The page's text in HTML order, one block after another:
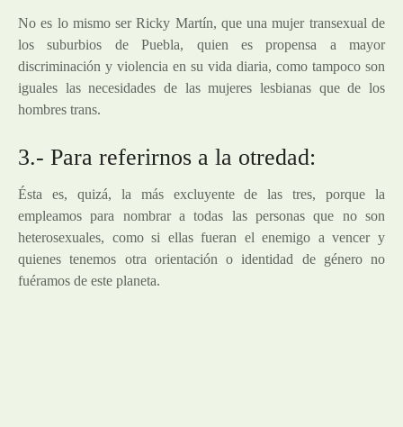
No es lo mismo ser Ricky Martín, que una mujer transexual de
los suburbios de Puebla, quien es propensa a mayor
discriminación y violencia en su vida diaria, como tampoco son
iguales las necesidades de las mujeres lesbianas que de los
hombres trans.
3.- Para referirnos a la otredad:
Ésta es, quizá, la más excluyente de las tres, porque la
empleamos para nombrar a todas las personas que no son
heterosexuales, como si ellas fueran el enemigo a vencer y
quienes tenemos otra orientación o identidad de género no
fuéramos de este planeta.